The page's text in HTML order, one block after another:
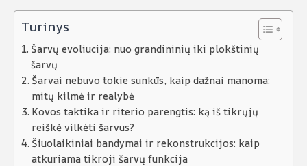
Turinys
Šarvų evoliucija: nuo grandininių iki plokštinių
šarvų
Šarvai nebuvo tokie sunkūs, kaip dažnai manoma:
mitų kilmė ir realybė
Kovos taktika ir riterio parengtis: ką iš tikrųjų
reiškė vilkėti šarvus?
Šiuolaikiniai bandymai ir rekonstrukcijos: kaip
atkuriama tikroji šarvų funkcija